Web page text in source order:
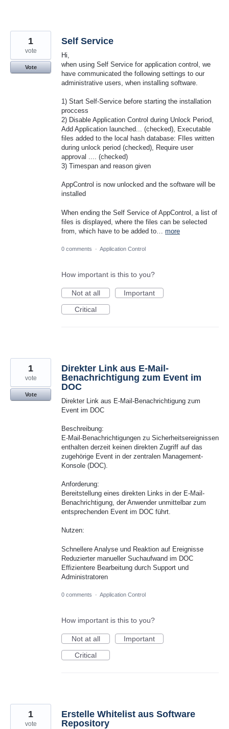
Self Service
Hi,
when using Self Service for application control, we
have communicated the following settings to our
administrative users, when installing software.
1) Start Self-Service before starting the installation
proccess
2) Disable Application Control during Unlock Period,
Add Application launched... (checked), Executable
files added to the local hash database: FIles written
during unlock period (checked), Require user
approval .... (checked)
3) Timespan and reason given
AppControl is now unlocked and the software will be
installed
When ending the Self Service of AppControl, a list of
files is displayed, where the files can be selected
from, which have to be added to… more
1
vote
Vote
0 comments · Application Control
How important is this to you?
Not at all
Important
Critical
Direkter Link aus E-Mail-
Benachrichtigung zum Event im
DOC
Direkter Link aus E-Mail-Benachrichtigung zum
Event im DOC
Beschreibung:
E-Mail-Benachrichtigungen zu Sicherheitsereignissen
enthalten derzeit keinen direkten Zugriff auf das
zugehörige Event in der zentralen Management-
Konsole (DOC).
Anforderung:
Bereitstellung eines direkten Links in der E-Mail-
Benachrichtigung, der Anwender unmittelbar zum
entsprechenden Event im DOC führt.
Nutzen:
Schnellere Analyse und Reaktion auf Ereignisse
Reduzierter manueller Suchaufwand im DOC
Effizientere Bearbeitung durch Support und
Administratoren
1
vote
Vote
0 comments · Application Control
How important is this to you?
Not at all
Important
Critical
Erstelle Whitelist aus Software
Repository
1
vote